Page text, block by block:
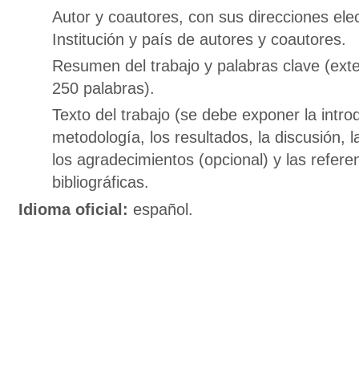
Autor y coautores, con sus direcciones
Institución y país de autores y coautores.
Resumen del trabajo y palabras clave
250 palabras).
Texto del trabajo (se debe exponer la
metodología, los resultados, la discusión,
los agradecimientos (opcional) y las
bibliográficas.
Idioma oficial: español.